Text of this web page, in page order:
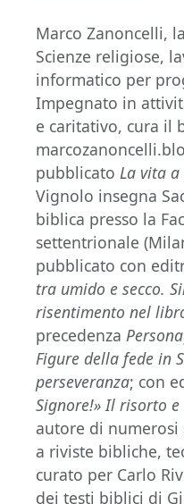
Marco Zanoncelli,
Scienze religiose,
informatico per
Impegnato in
e caritativo, cura il
pubblicato La vita
Vignolo insegna
biblica presso la
settentrionale
pubblicato con
tra umido e secco.
risentimento nel
precedenza
Figure della fede in
perseveranza; con
Signore!» Il risorto
autore di
a riviste bibliche,
curato per Carlo
dei testi biblici di